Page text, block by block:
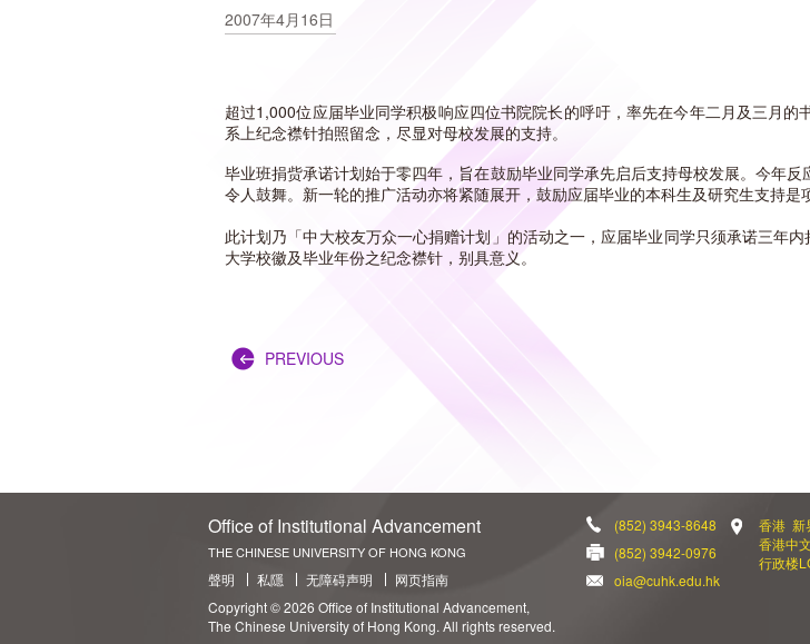
2007年4月16日
超过1,000位应届毕业同学积极响应四位书院院长的呼吁，率先在今年二月及三月
系上纪念襟针拍照留念，尽显对母校发展的支持。
毕业班捐赀承诺计划始于零四年，旨在鼓励毕业同学承先启后支持母校发展。今年
令人鼓舞。新一轮的推广活动亦将紧随展开，鼓励应届毕业的本科生及研究生支持是
此计划乃「中大校友万众一心捐赠计划」的活动之一，应届毕业同学只须承诺三年
大学校徽及毕业年份之纪念襟针，别具意义。
PREVIOUS
(852) 3943-8648
(852) 3942-0976
oia@cuhk.edu.hk
香港 新
香港中
行政楼
Office of Institutional Advancement
THE CHINESE UNIVERSITY OF HONG KONG
聲明 私隱 无障碍声明
网页指南
Copyright © 2026 Office of Institutional Advancement,
The Chinese University of Hong Kong. All rights reserved.